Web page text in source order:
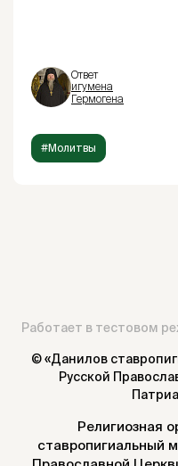
Ответ
игумена
Гермогена
#Молитвы
Работает в тестовом
© «Данилов
Русской
Религиозная
ставропигиальный